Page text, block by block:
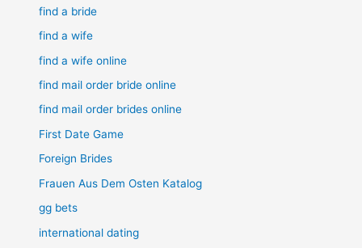
find a bride
find a wife
find a wife online
find mail order bride online
find mail order brides online
First Date Game
Foreign Brides
Frauen Aus Dem Osten Katalog
gg bets
international dating